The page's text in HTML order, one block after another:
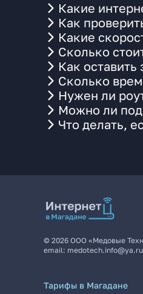
Какие
Как
Какие
Сколько
Как
Сколько
Нужен ли
Можно ли
Что делать,
© 2026 ООО «Медовые
email: medotech.info@ya.ru
Тарифы в Магадане